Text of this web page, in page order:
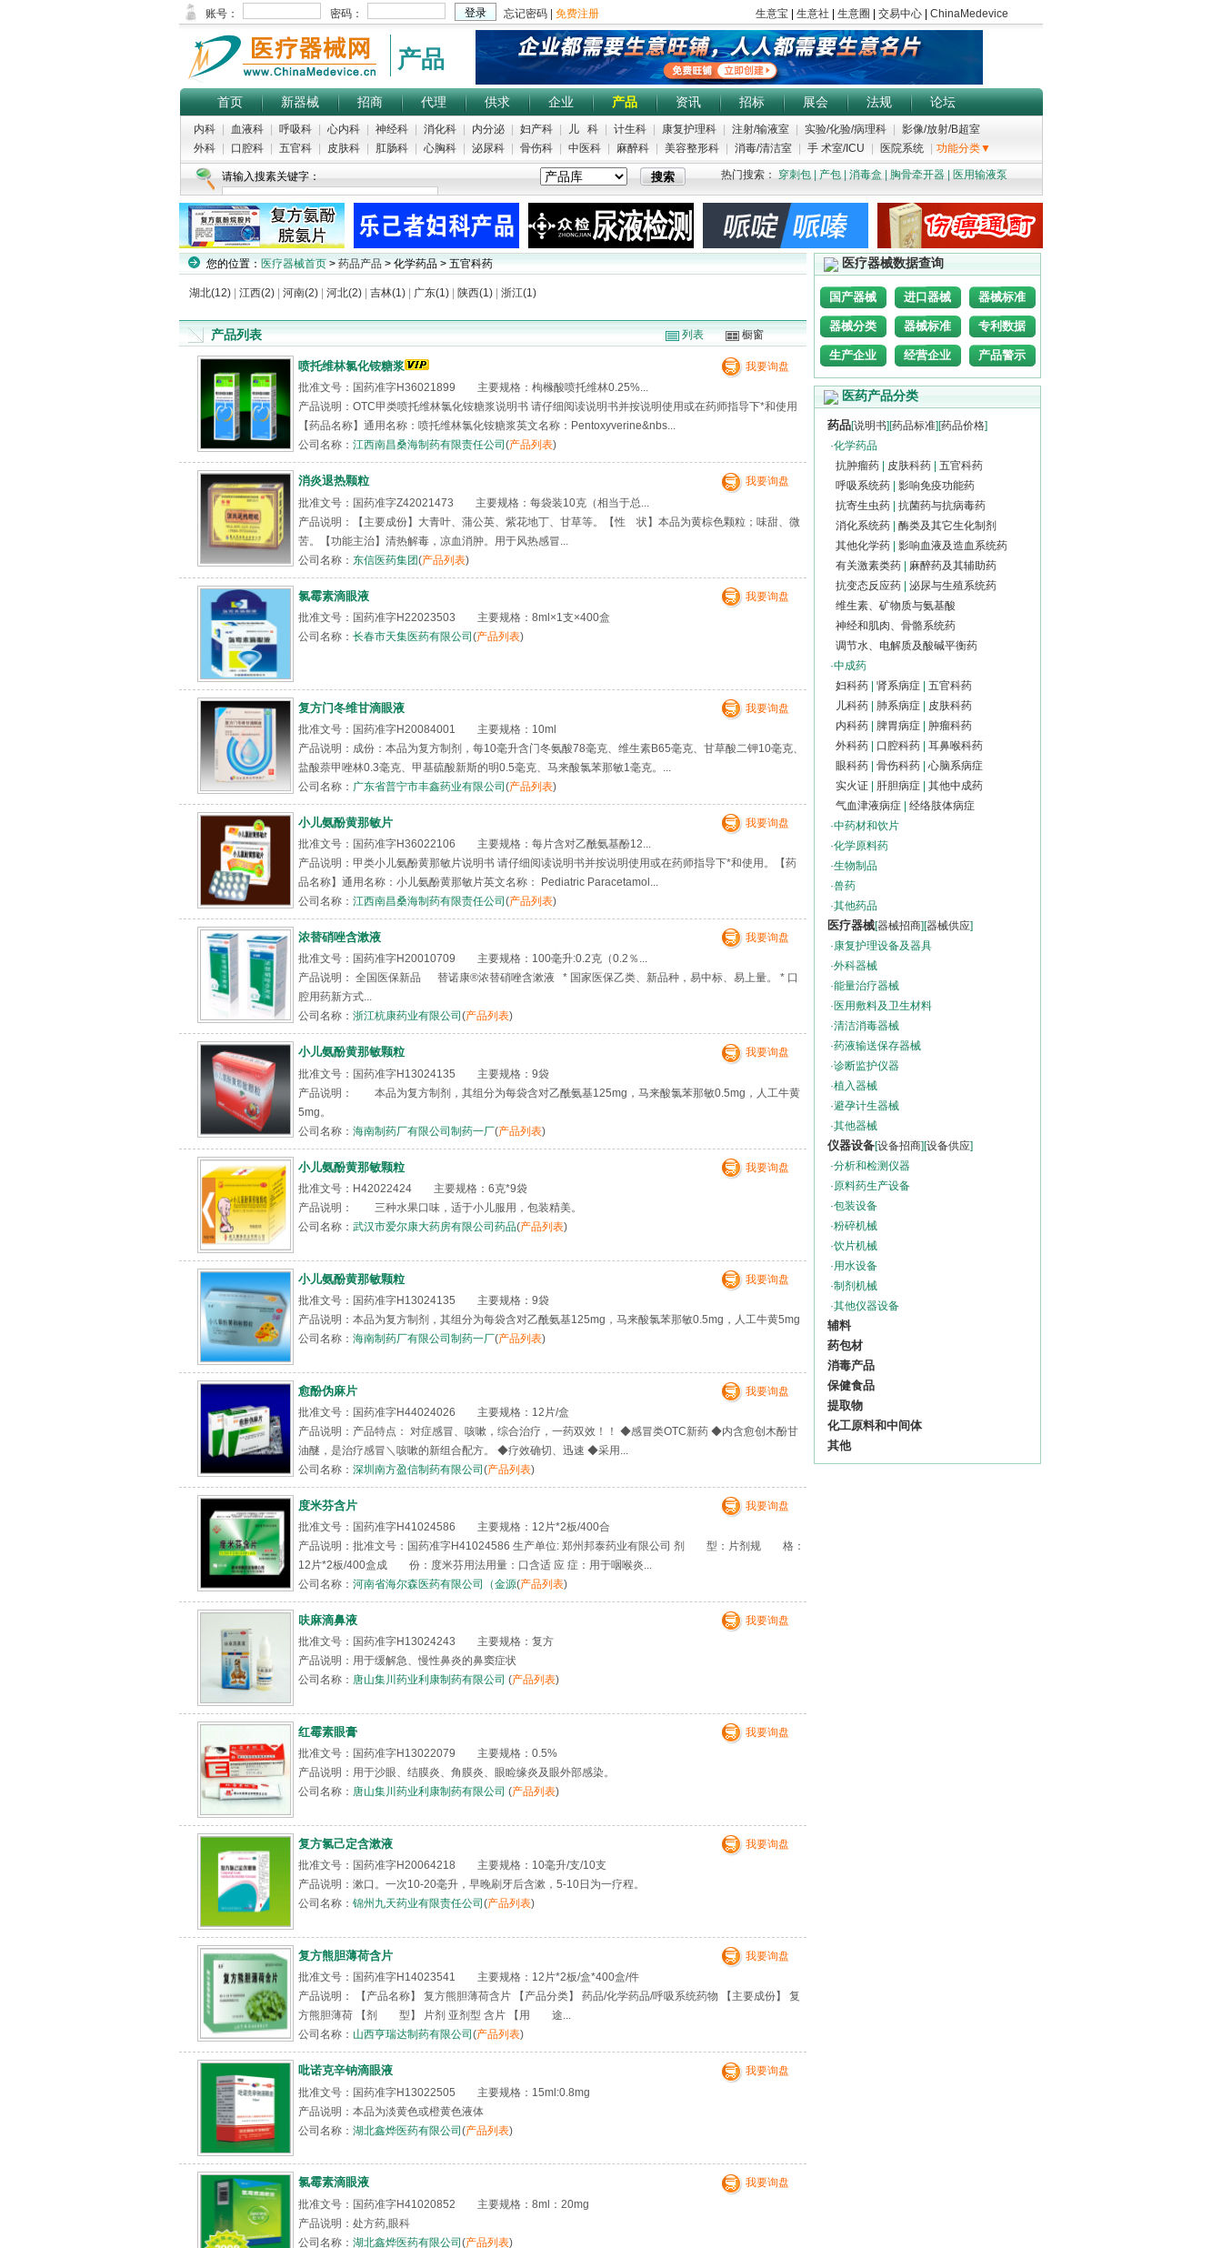
产品
首页 新器械 招商 代理 供求 企业 产品 资讯 招标 展会 法规 论坛
内科 血液科 呼吸科 心内科 神经科 消化科 内分泌 妇产科 儿 科 计生科 康复护理科 注射/输液室 实验/化验/病理科
影像/放射/B超室
外科
口腔科 五官科 皮肤科 肛肠科 心胸科 泌尿科 骨伤科 中医科 麻醉科 美容整形科 消毒/清洁室 手 术室/ICU 医院系统 功能分类▼
请输入搜素关键字： 热门搜索： 穿刺包| 产包| 消毒盒 胸骨牵开器| 医用输液泵
您的位置： 医疗器械首页 > 药品产品 > 化学药品 > 五官科药
湖北(12) 江西(2) 河南(2) 河北(2) 吉林(1) 广东(1) 陕西(1) 浙江(1)
产品列表 列表 橱窗
喷托维林氯化铵糖浆
我要询盘
批准文号：国药准字H36021899 主要规格：枸橼酸喷托维林0.25%...
产品说明：OTC甲类喷托维林氯化铵糖浆说明书 请仔细阅读说明书并按说明使用或在药师指导下*和使用
【药品名称】通用名称：喷托维林氯化铵糖浆英文名称：Pentoxyverine&nbs...
公司名称： 江西南昌桑海制药有限责任公司 (产品列表)
消炎退热颗粒
我要询盘
批准文号：国药准字Z42021473 主要规格：每袋装10克（相当于总...
产品说明：【主要成份】大青叶、蒲公英、紫花地丁、甘草等。【性 状】本品为黄棕色颗粒；味甜、微
苦。【功能主治】清热解毒，凉血消肿。用于风热感冒...
公司名称： 东信医药集团(产品列表)
氯霉素滴眼液
我要询盘
批准文号：国药准字H22023503 主要规格：8ml×1支×400盒
公司名称： 长春市天集医药有限公司(产品列表)
复方门冬维甘滴眼液
我要询盘
批准文号：国药准字H20084001 主要规格：10ml
产品说明：成份：本品为复方制剂，每10毫升含门冬氨酸78毫克、维生素B65毫克、甘草酸二钾10毫克、
盐酸萘甲唑林0.3毫克、甲基硫酸新斯的明0.5毫克、马来酸氯苯那敏1毫克。...
公司名称： 广东省普宁市丰鑫药业有限公司(产品列表)
小儿氨酚黄那敏片
我要询盘
批准文号：国药准字H36022106 主要规格：每片含对乙酰氨基酚12...
产品说明：甲类小儿氨酚黄那敏片说明书 请仔细阅读说明书并按说明使用或在药师指导下*和使用。【药
品名称】通用名称：小儿氨酚黄那敏片英文名称： Pediatric Paracetamol...
公司名称： 江西南昌桑海制药有限责任公司 (产品列表)
浓替硝唑含漱液
我要询盘
批准文号：国药准字H20010709 主要规格：100毫升:0.2克（0.2％...
产品说明： 全国医保新品 替诺康®浓替硝唑含漱液 * 国家医保乙类、新品种，易中标、易上量。 * 口
腔用药新方式...
公司名称： 浙江杭康药业有限公司 (产品列表)
小儿氨酚黄那敏颗粒
我要询盘
批准文号：国药准字H13024135 主要规格：9袋
产品说明： 本品为复方制剂，其组分为每袋含对乙酰氨基125mg，马来酸氯苯那敏0.5mg，人工牛黄
5mg。
公司名称： 海南制药厂有限公司制药一厂(产品列表)
小儿氨酚黄那敏颗粒
我要询盘
批准文号：H42022424 主要规格：6克*9袋
产品说明： 三种水果口味，适于小儿服用，包装精美。
公司名称： 武汉市爱尔康大药房有限公司药品(产品列表)
小儿氨酚黄那敏颗粒
我要询盘
批准文号：国药准字H13024135 主要规格：9袋
产品说明：本品为复方制剂，其组分为每袋含对乙酰氨基125mg，马来酸氯苯那敏0.5mg，人工牛黄5mg
公司名称： 海南制药厂有限公司制药一厂(产品列表)
愈酚伪麻片
我要询盘
批准文号：国药准字H44024026 主要规格：12片/盒
产品说明：产品特点： 对症感冒、咳嗽，综合治疗，一药双效！！ ◆感冒类OTC新药 ◆内含愈创木酚甘
油醚，是治疗感冒＼咳嗽的新组合配方。 ◆疗效确切、迅速 ◆采用...
公司名称： 深圳南方盈信制药有限公司(产品列表)
度米芬含片
我要询盘
批准文号：国药准字H41024586 主要规格：12片*2板/400合
产品说明：批准文号：国药准字H41024586 生产单位: 郑州邦泰药业有限公司 剂 型：片剂规 格：
12片*2板/400盒成 份：度米芬用法用量：口含适 应 症：用于咽喉炎...
公司名称： 河南省海尔森医药有限公司（金源(产品列表)
呋麻滴鼻液
我要询盘
批准文号：国药准字H13024243 主要规格：复方
产品说明：用于缓解急、慢性鼻炎的鼻窦症状
公司名称： 唐山集川药业利康制药有限公司 (产品列表)
红霉素眼膏
我要询盘
批准文号：国药准字H13022079 主要规格：0.5%
产品说明：用于沙眼、结膜炎、角膜炎、眼睑缘炎及眼外部感染。
公司名称： 唐山集川药业利康制药有限公司 (产品列表)
复方氯己定含漱液
我要询盘
批准文号：国药准字H20064218 主要规格：10毫升/支/10支
产品说明：漱口。一次10-20毫升，早晚刷牙后含漱，5-10日为一疗程。
公司名称： 锦州九天药业有限责任公司 (产品列表)
复方熊胆薄荷含片
我要询盘
批准文号：国药准字H14023541 主要规格：12片*2板/盒*400盒/件
产品说明： 【产品名称】 复方熊胆薄荷含片 【产品分类】 药品/化学药品/呼吸系统药物 【主要成份】 复
方熊胆薄荷 【剂 型】 片剂 亚剂型 含片 【用 途...
公司名称： 山西亨瑞达制药有限公司 (产品列表)
吡诺克辛钠滴眼液
我要询盘
批准文号：国药准字H13022505 主要规格：15ml:0.8mg
产品说明：本品为淡黄色或橙黄色液体
公司名称： 湖北鑫烨医药有限公司(产品列表)
氯霉素滴眼液
我要询盘
批准文号：国药准字H41020852 主要规格：8ml：20mg
产品说明：处方药,眼科
公司名称： 湖北鑫烨医药有限公司(产品列表)
医疗器械数据查询
国产器械 进口器械 器械标准
器械分类 器械标准 专利数据
生产企业 经营企业 产品警示
医药产品分类
药品[说明书][药品标准][药品价格]
·化学药品
抗肿瘤药 | 皮肤科药 | 五官科药
呼吸系统药 | 影响免疫功能药
抗寄生虫药 | 抗菌药与抗病毒药
消化系统药 | 酶类及其它生化制剂
其他化学药 | 影响血液及造血系统药
有关激素类药 | 麻醉药及其辅助药
抗变态反应药 | 泌尿与生殖系统药
维生素、矿物质与氨基酸
神经和肌肉、骨骼系统药
调节水、电解质及酸碱平衡药
·中成药
妇科药 | 肾系病症 | 五官科药
儿科药 | 肺系病症 | 皮肤科药
内科药 | 脾胃病症 | 肿瘤科药
外科药 | 口腔科药 | 耳鼻喉科药
眼科药 | 骨伤科药 | 心脑系病症
实火证 | 肝胆病症 | 其他中成药
气血津液病症 | 经络肢体病症
·中药材和饮片
·化学原料药
·生物制品
·兽药
·其他药品
医疗器械[器械招商][器械供应]
·康复护理设备及器具
·外科器械
·能量治疗器械
·医用敷料及卫生材料
·清洁消毒器械
·药液输送保存器械
·诊断监护仪器
·植入器械
·避孕计生器械
·其他器械
仪器设备[设备招商][设备供应]
·分析和检测仪器
·原料药生产设备
·包装设备
·粉碎机械
·饮片机械
·用水设备
·制剂机械
·其他仪器设备
辅料
药包材
消毒产品
保健食品
提取物
化工原料和中间体
其他